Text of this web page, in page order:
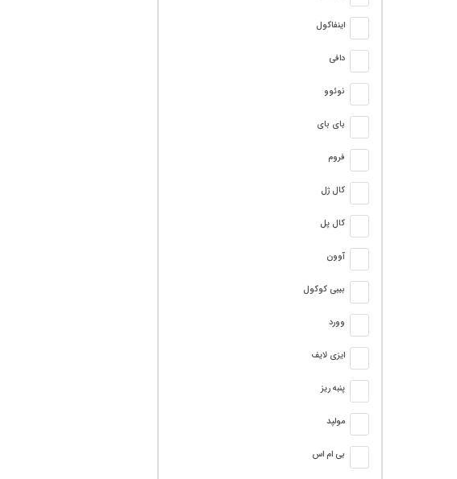
اینفاکول
دافی
نوئوو
بای بای
فروم
کال ژل
کال پل
آوون
بیبی کوکول
وورد
ایزی لایف
پنبه ریز
مولپد
بی ام اس